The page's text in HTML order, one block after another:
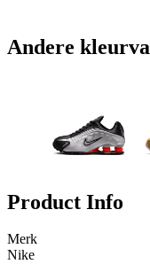
Andere
Product Info
Merk
Nike